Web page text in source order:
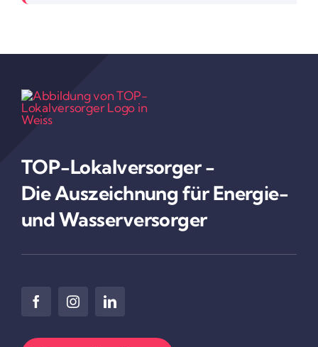
TOP-Lokal­ver­sorger -
Die Auszeich­nung für Energie-
und Wasser­ver­sorger